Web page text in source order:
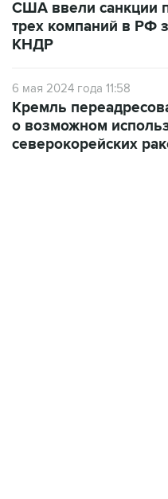
США ввели санкции
трех компаний в РФ
КНДР
6 мая 2024 года 11:58
Кремль
о возможном
северокорейских